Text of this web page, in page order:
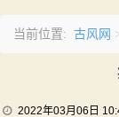
当前位置: 古风网
2022年03月06日